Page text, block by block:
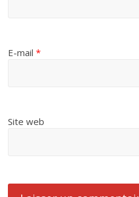
E-mail*
Site web